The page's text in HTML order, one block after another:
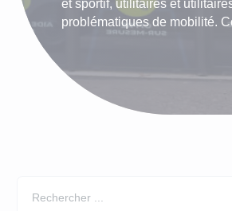
et sportif, utilitaires et
problématiques de mobilité.